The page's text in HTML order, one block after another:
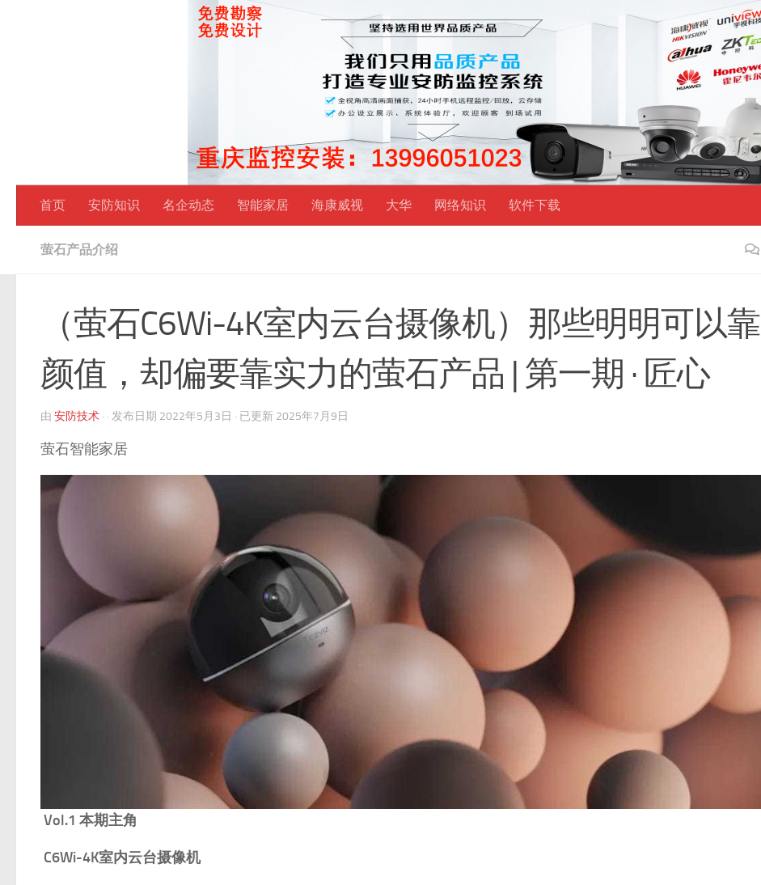
首页 安防知识 名企动态 智能家居 海康威视 大华 网络知识 软件下载
萤石产品介绍
（萤石C6Wi-4K室内云台摄像机）那些明明可以靠
颜值，却偏要靠实力的萤石产品 | 第一期 · 匠心
由 安防技术 · · 发布日期 2022年5月3日 · 已更新 2025年7月9日
萤石智能家居
Vol.1 本期主角
C6Wi-4K室内云台摄像机